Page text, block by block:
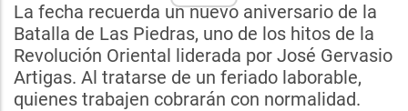
La fecha recuerda un nuevo aniversario de la
Batalla de Las Piedras, uno de los hitos de la
Revolución Oriental liderada por José Gervasio
Artigas. Al tratarse de un feriado laborable,
quienes trabajen cobrarán con normalidad.